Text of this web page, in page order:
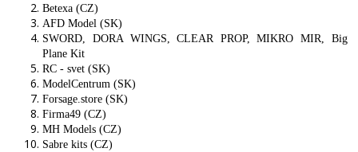
Betexa (CZ)
AFD Model (SK)
SWORD, DORA WINGS, CLEAR PROP, MIKRO MIR, Big
Plane Kit
RC - svet (SK)
ModelCentrum (SK)
Forsage.store (SK)
Firma49 (CZ)
MH Models (CZ)
Sabre kits (CZ)